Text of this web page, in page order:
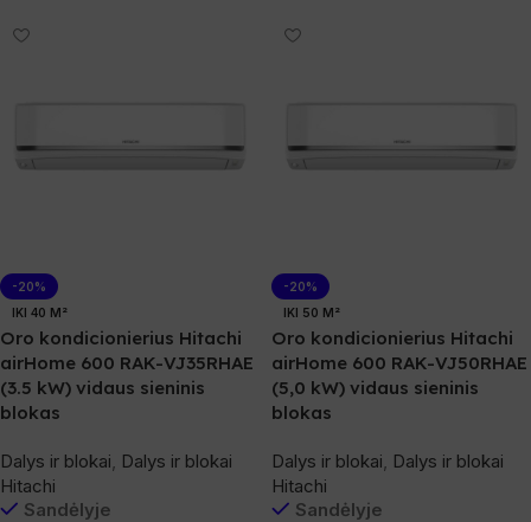
-20%
IKI 40 M²
Oro kondicionierius Hitachi
airHome 600 RAK-VJ35RHAE
(3.5 kW) vidaus sieninis
blokas
Dalys ir blokai, Dalys ir blokai
Hitachi
Sandėlyje
-20%
IKI 50 M²
Oro kondicionierius Hitachi
airHome 600 RAK-VJ50RHAE
(5,0 kW) vidaus sieninis
blokas
Dalys ir blokai, Dalys ir blokai
Hitachi
Sandėlyje